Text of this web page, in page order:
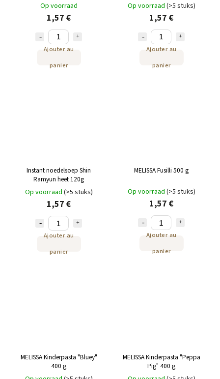
Op voorraad
1,57 €
Ajouter au
panier
Op voorraad (>5 stuks)
1,57 €
Ajouter au
panier
Instant noedelsoep Shin
Ramyun heet 120g
Op voorraad (>5 stuks)
1,57 €
Ajouter au
panier
MELISSA Fusilli 500 g
Op voorraad (>5 stuks)
1,57 €
Ajouter au
panier
MELISSA Kinderpasta "Bluey"
400 g
MELISSA Kinderpasta "Peppa
Pig" 400 g